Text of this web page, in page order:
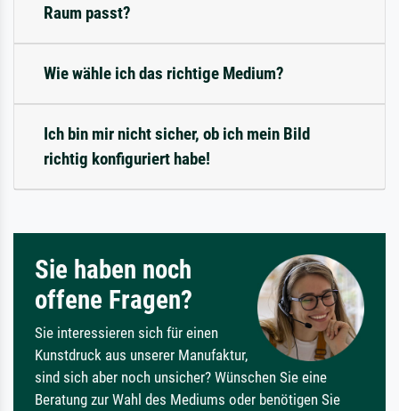
Raum passt?
Wie wähle ich das richtige Medium?
Ich bin mir nicht sicher, ob ich mein Bild
richtig konfiguriert habe!
Sie haben noch
offene Fragen?
Sie interessieren sich für einen
Kunstdruck aus unserer Manufaktur,
sind sich aber noch unsicher? Wünschen Sie eine
Beratung zur Wahl des Mediums oder benötigen Sie